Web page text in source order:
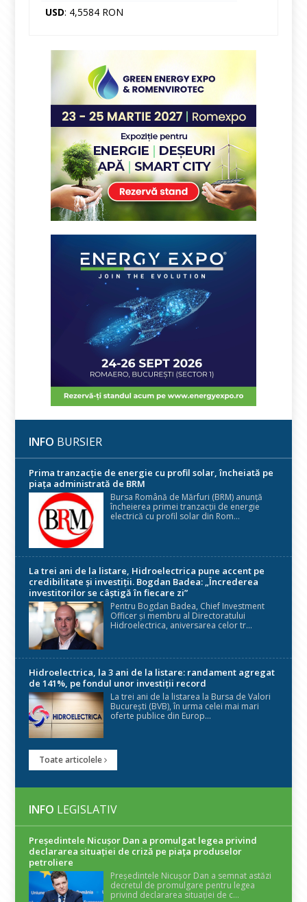
USD: 4,5584 RON
INFO BURSIER
Prima tranzacție de energie cu profil solar, încheiată pe
piața administrată de BRM
Bursa Română de Mărfuri (BRM) anunță
încheierea primei tranzacții de energie
electrică cu profil solar din Rom...
La trei ani de la listare, Hidroelectrica pune accent pe
credibilitate și investiții. Bogdan Badea: „Încrederea
investitorilor se câștigă în fiecare zi”
Pentru Bogdan Badea, Chief Investment
Officer și membru al Directoratului
Hidroelectrica, aniversarea celor tr...
Hidroelectrica, la 3 ani de la listare: randament agregat
de 141%, pe fondul unor investiții record
La trei ani de la listarea la Bursa de Valori
București (BVB), în urma celei mai mari
oferte publice din Europ...
Toate articolele
INFO LEGISLATIV
Președintele Nicuşor Dan a promulgat legea privind
declararea situaţiei de criză pe piaţa produselor
petroliere
Președintele Nicușor Dan a semnat astăzi
decretul de promulgare pentru legea
privind declararea situației de c...